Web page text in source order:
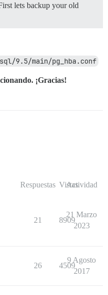
lets backup your old
9.5/main/pg_hba.conf
¡Gracias!
Respuestas Vistas
Actividad
21 8909
21 Marzo
2023
26 4509
9 Agosto
2017